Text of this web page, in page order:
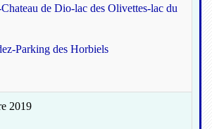
de Dio-lac des Olivettes-lac du
Parking des Horbiels
2019